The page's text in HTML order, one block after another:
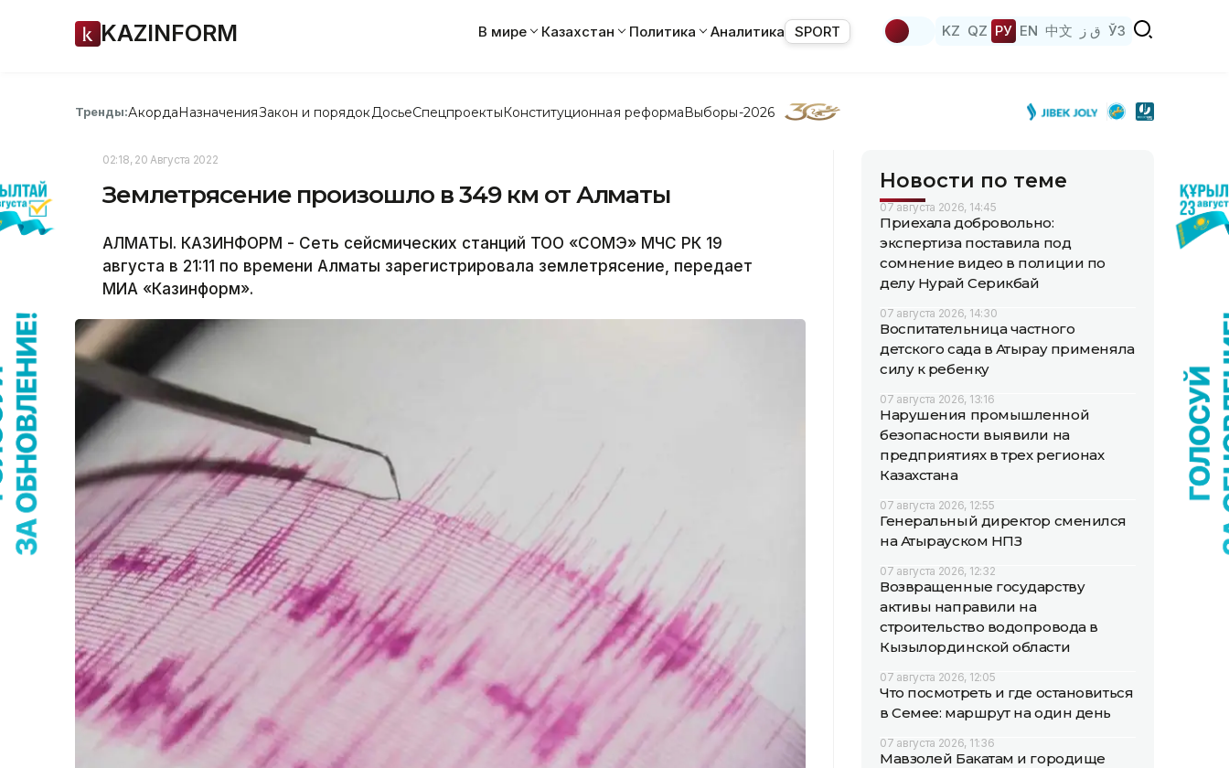
KAZINFORM В мире Казахстан Политика Аналитика SPORT KZ QZ РУ EN 中文 ق ز ЎЗ
Тренды:АкордаНазначенияЗакон и порядок ДосьеСпецпроектыКонституционная реформаВыборы-2026
02:18, 20 Августа 2022
Землетрясение произошло в 349 км от Алматы
АЛМАТЫ. КАЗИНФОРМ - Сеть сейсмических станций ТОО «СОМЭ» МЧС РК 19
августа в 21:11 по времени Алматы зарегистрировала землетрясение, передает
МИА «Казинформ».
Новости по теме
07 августа 2026, 14:45
Приехала добровольно:
экспертиза поставила под
сомнение видео в полиции по
делу Нурай Серикбай
07 августа 2026, 14:30
Воспитательница частного
детского сада в Атырау применяла
силу к ребенку
07 августа 2026, 13:16
Нарушения промышленной
безопасности выявили на
предприятиях в трех регионах
Казахстана
07 августа 2026, 12:55
Генеральный директор сменился
на Атырауском НПЗ
07 августа 2026, 12:32
Возвращенные государству
активы направили на
строительство водопровода в
Кызылординской области
07 августа 2026, 12:05
Что посмотреть и где остановиться
в Семее: маршрут на один день
07 августа 2026, 11:36
Мавзолей Бакатам и городище